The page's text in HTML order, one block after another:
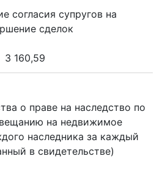
согласия супругов на
сделок
3 160,59
о праве на наследство по
на недвижимое
наследника за каждый
в свидетельстве)